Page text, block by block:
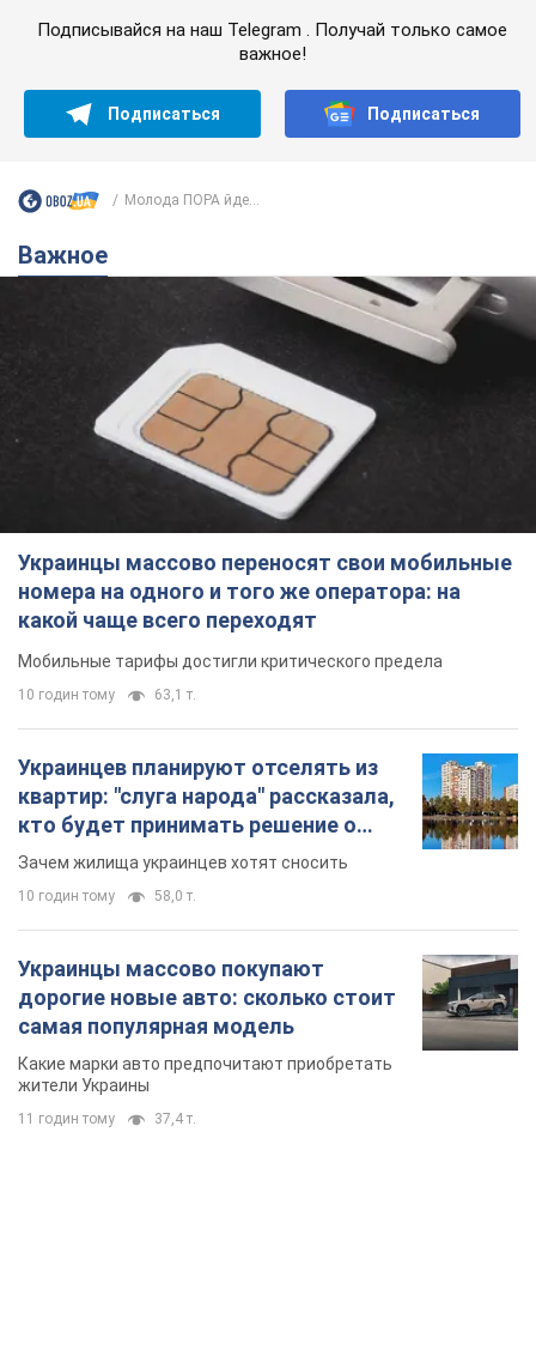
Подписывайся на наш Telegram . Получай только самое
важное!
Подписаться Подписаться
Молода ПОРА йде...
Важное
Украинцы массово переносят свои мобильные
номера на одного и того же оператора: на
какой чаще всего переходят
Мобильные тарифы достигли критического предела
10 годин тому 63,1 т.
Украинцев планируют отселять из
квартир: "слуга народа" рассказала,
кто будет принимать решение о
сносе домов
Зачем жилища украинцев хотят сносить
10 годин тому 58,0 т.
Украинцы массово покупают
дорогие новые авто: сколько стоит
самая популярная модель
Какие марки авто предпочитают приобретать
жители Украины
11 годин тому 37,4 т.